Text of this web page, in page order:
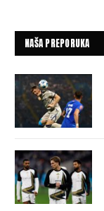
NAŠA PREPORUKA